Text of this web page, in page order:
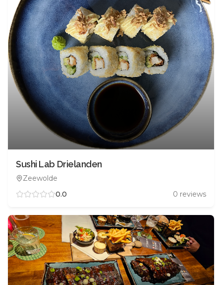
Sushi Lab Drielanden
Zeewolde
0.0
0 reviews